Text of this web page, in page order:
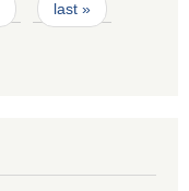
last »